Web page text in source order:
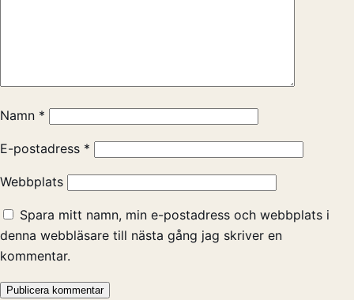
Namn *
E-postadress *
Webbplats
Spara mitt namn, min e-postadress och webbplats i
denna webbläsare till nästa gång jag skriver en
kommentar.